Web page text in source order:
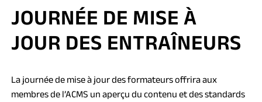
JOURNÉE DE MISE À
JOUR DES ENTRAÎNEURS
La journée de mise à jour des formateurs offrira aux
membres de l’ACMS un aperçu du contenu et des standards